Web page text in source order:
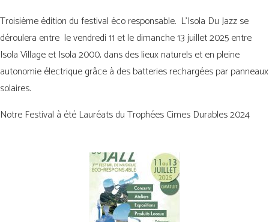
Troisième édition du festival éco responsable. L’Isola Du Jazz se
déroulera entre le vendredi 11 et le dimanche 13 juillet 2025 entre
Isola Village et Isola 2000, dans des lieux naturels et en pleine
autonomie électrique grâce à des batteries rechargées par panneaux
solaires.
Notre Festival à été Lauréats du Trophées Cimes Durables 2024